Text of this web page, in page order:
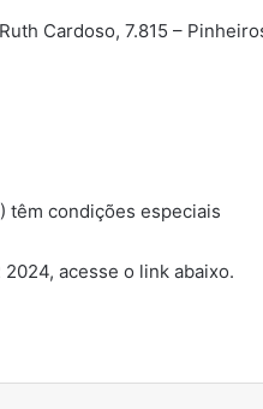
Cardoso, 7.815 –
têm condições especiais
acesse o link abaixo.